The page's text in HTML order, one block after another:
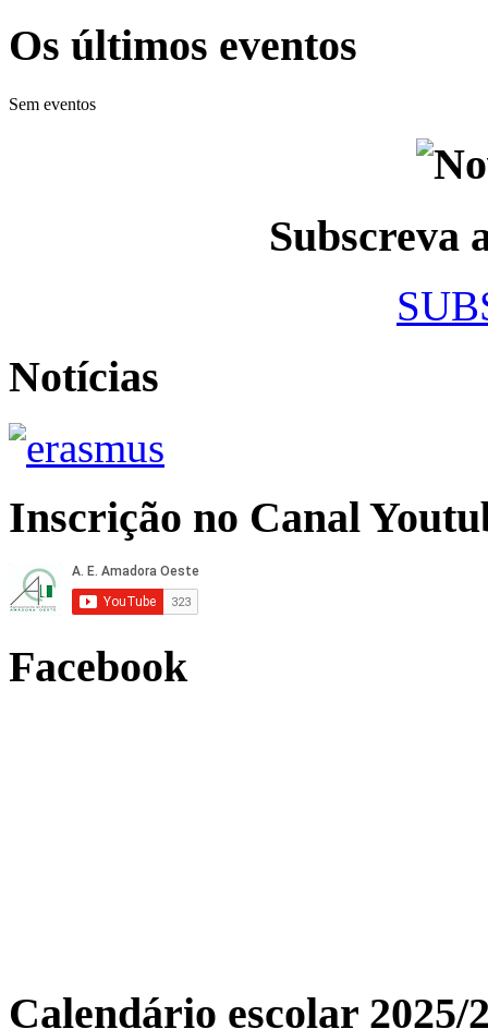
Os últimos eventos
Sem eventos
Subscreva
Notícias
Inscrição no Canal
Facebook
Calendário escolar 2025/